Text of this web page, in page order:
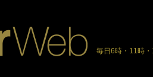
毎日6時・11時